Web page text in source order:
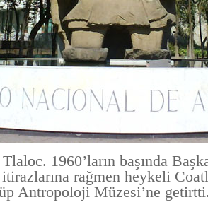
Tlaloc. 1960’ların başında
rağmen heykeli
Antropoloji Müzesi’ne